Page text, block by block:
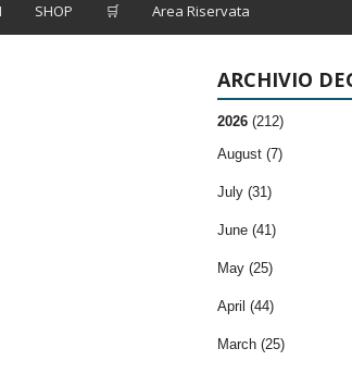
SHOP 🛒 Area Riservata
ARCHIVIO
2026 (212)
August (7)
July (31)
June (41)
May (25)
April (44)
March (25)